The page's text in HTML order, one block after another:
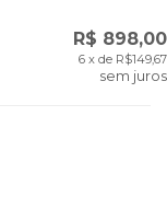
R$ 898,00
6 x de R$149,67
sem juros